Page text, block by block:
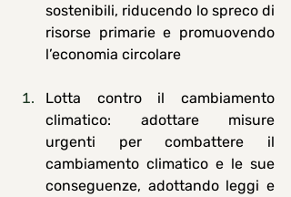
sostenibili, riducendo lo spreco di
risorse primarie e promuovendo
l’economia circolare
Lotta contro il cambiamento
climatico: adottare misure
urgenti per combattere il
cambiamento climatico e le sue
conseguenze, adottando leggi e